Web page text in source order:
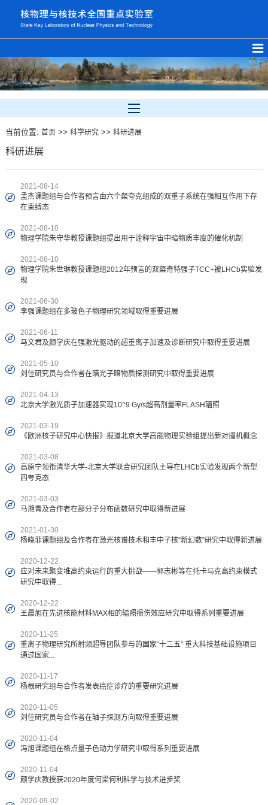
当前位置: 首页>> 科学研究>> 科研进展
科研进展
2021-08-14
孟杰课题组与合作者预言由六个粲夸克组成的双重子系统在强相互作用下存
在束缚态
2021-08-10
物理学院朱守华教授课题组提出用于诠释宇宙中暗物质丰度的催化机制
2021-08-10
物理学院朱世琳教授课题组2012年预言的双粲奇特强子TCC+被LHCb实验发
现
2021-06-30
李强课题组在多玻色子物理研究领域取得重要进展
2021-06-11
马文君及颜学庆在强激光驱动的超重离子加速及诊断研究中取得重要进展
2021-05-10
刘佳研究员与合作者在暗光子暗物质探测研究中取得重要进展
2021-04-13
北京大学激光质子加速器实现10^9 Gy/s超高剂量率FLASH辐照
2021-03-19
《欧洲核子研究中心快报》报道北京大学高能物理实验组提出新对撞机概念
2021-03-08
高原宁领衔清华大学-北京大学联合研究团队主导在LHCb实验发现两个新型
四夸克态
2021-03-03
马滟青及合作者在部分子分布函数研究中取得新进展
2021-01-30
杨晓菲课题组及合作者在激光核谱技术和丰中子核“新幻数”研究中取得新进展
2020-12-22
应对未来聚变堆高约束运行的重大挑战——郭志彬等在托卡马克高约束模式
研究中取得...
2020-12-22
王晨旭在先进核能材料MAX相的辐照损伤效应研究中取得系列重要进展
2020-11-25
重离子物理研究所射频超导团队参与的国家“十二五” 重大科技基础设施项目
通过国家...
2020-11-17
杨根研究组与合作者发表癌症诊疗的重要研究进展
2020-11-05
刘佳研究员与合作者在轴子探测方向取得重要进展
2020-11-04
冯旭课题组在格点量子色动力学研究中取得系列重要进展
2020-11-04
颜学庆教授获2020年度何梁何利科学与技术进步奖
2020-09-02